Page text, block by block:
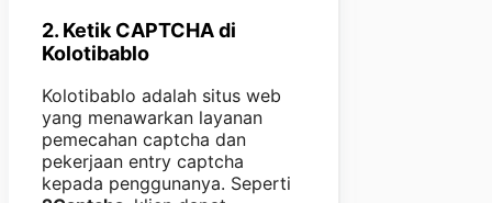
2. Ketik CAPTCHA di
Kolotibablo
Kolotibablo adalah situs web
yang menawarkan layanan
pemecahan captcha dan
pekerjaan entry captcha
kepada penggunanya. Seperti